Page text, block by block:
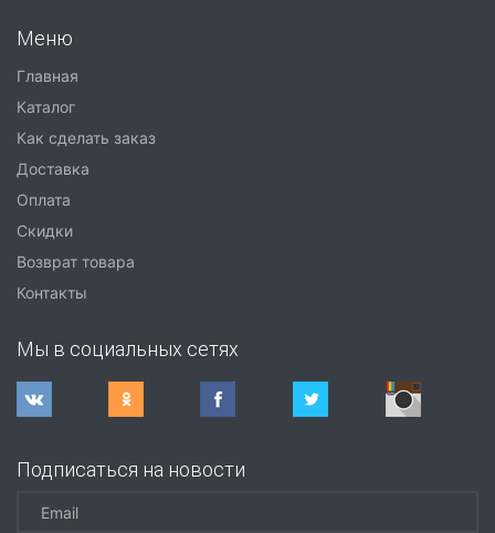
Меню
Главная
Каталог
Как сделать заказ
Доставка
Оплата
Скидки
Возврат товара
Контакты
Мы в социальных сетях
Подписаться на новости